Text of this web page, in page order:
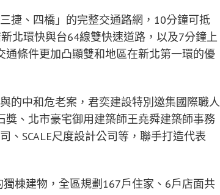
捷、四橋」的完整交通路網，10分鐘可抵
北環快與台64線雙快速道路，以及7分鐘上
條件更加凸顯雙和地區在新北第一環的優
的中和危老案，君奕建設特別邀集國際職人
、北市豪宅御用建築師王堯舜建築師事務
、SCALE尺度設計公司等，聯手打造代表
棟建物，全區規劃167戶住家、6戶店面共